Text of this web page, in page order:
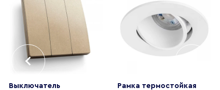
Выключатель
Рамка термостойкая